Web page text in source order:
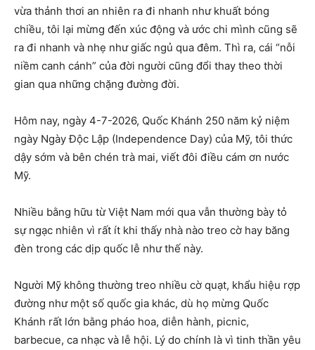
vừa thảnh thơi an nhiên ra đi nhanh như khuất bóng
chiều, tôi lại mừng đến xúc động và ước chi mình cũng sẽ
ra đi nhanh và nhẹ như giấc ngủ qua đêm. Thì ra, cái “nỗi
niềm canh cánh” của đời người cũng đổi thay theo thời
gian qua những chặng đường đời.
Hôm nay, ngày 4-7-2026, Quốc Khánh 250 năm kỷ niệm
ngày Ngày Độc Lập (Independence Day) của Mỹ, tôi thức
dậy sớm và bên chén trà mai, viết đôi điều cám ơn nước
Mỹ.
Nhiều bằng hữu từ Việt Nam mới qua vẫn thường bày tỏ
sự ngạc nhiên vì rất ít khi thấy nhà nào treo cờ hay băng
đèn trong các dịp quốc lễ như thế này.
Người Mỹ không thường treo nhiều cờ quạt, khẩu hiệu rợp
đường như một số quốc gia khác, dù họ mừng Quốc
Khánh rất lớn bằng pháo hoa, diễn hành, picnic,
barbecue, ca nhạc và lễ hội. Lý do chính là vì tinh thần yêu